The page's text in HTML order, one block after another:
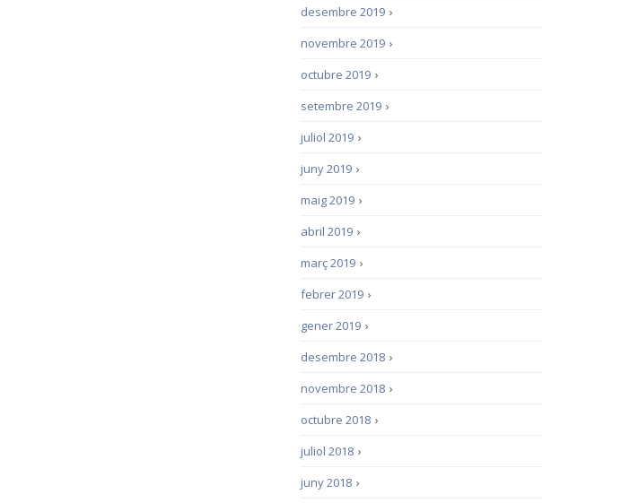
›
desembre 2019
›
novembre 2019
›
octubre 2019
›
setembre 2019
›
juliol 2019
›
juny 2019
›
maig 2019
›
abril 2019
›
març 2019
›
febrer 2019
›
gener 2019
›
desembre 2018
›
novembre 2018
›
octubre 2018
›
juliol 2018
›
juny 2018